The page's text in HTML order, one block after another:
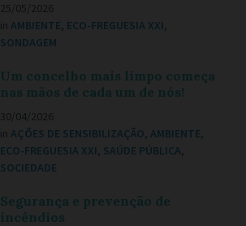
25/05/2026
in AMBIENTE, ECO-FREGUESIA XXI ,
SONDAGEM
Um concelho mais limpo começa
nas mãos de cada um de nós!
30/04/2026
in AÇÕES DE SENSIBILIZAÇÃO, AMBIENTE,
ECO-FREGUESIA XXI , SAÚDE PÚBLICA,
SOCIEDADE
Segurança e prevenção de
incêndios